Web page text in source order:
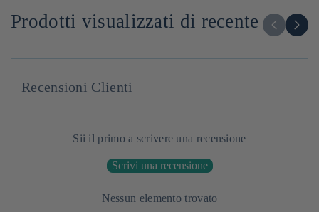
Dont sucres : g
Sel : g
Prodotti visualizzati di recente
Recensioni Clienti
Sii il primo a scrivere una recensione
Scrivi una recensione
Nessun elemento trovato